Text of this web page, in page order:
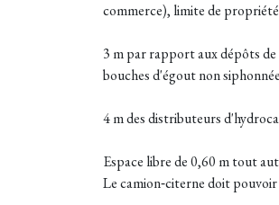
commerce), limite de
3 m par rapport aux dépôts
bouches d'égout non
4 m des distributeurs
Espace libre de 0,60 m tout
Le camion‑citerne doit